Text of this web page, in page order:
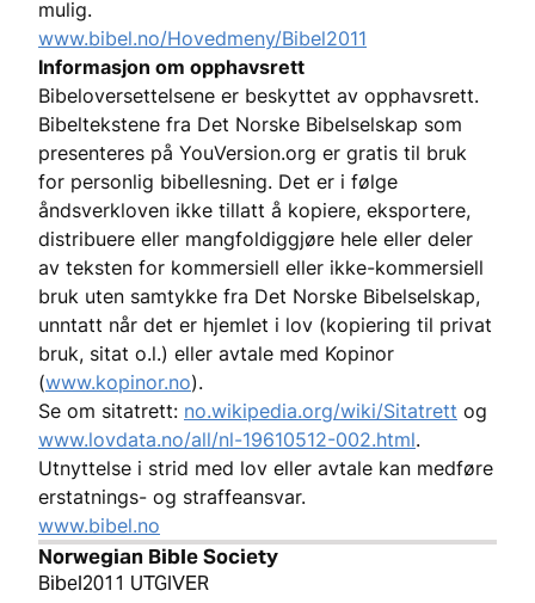
mulig.
www.bibel.no/Hovedmeny/Bibel2011
Informasjon om opphavsrett
Bibeloversettelsene er beskyttet av opphavsrett.
Bibeltekstene fra Det Norske Bibelselskap som
presenteres på YouVersion.org er gratis til bruk
for personlig bibellesning. Det er i følge
åndsverkloven ikke tillatt å kopiere, eksportere,
distribuere eller mangfoldiggjøre hele eller deler
av teksten for kommersiell eller ikke-kommersiell
bruk uten samtykke fra Det Norske Bibelselskap,
unntatt når det er hjemlet i lov (kopiering til privat
bruk, sitat o.l.) eller avtale med Kopinor
(www.kopinor.no).
Se om sitatrett: no.wikipedia.org/wiki/Sitatrett og
www.lovdata.no/all/nl-19610512-002.html.
Utnyttelse i strid med lov eller avtale kan medføre
erstatnings- og straffeansvar.
www.bibel.no
Norwegian Bible Society
Bibel2011 UTGIVER